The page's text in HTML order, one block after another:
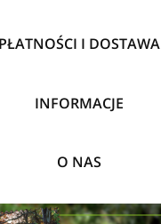
PŁATNOŚCI I DOSTAWA
INFORMACJE
O NAS